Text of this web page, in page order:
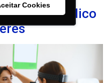
Cookies
Cookies
ao médico